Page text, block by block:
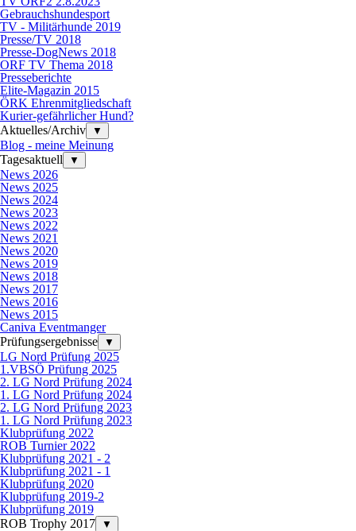
Gebrauchshundesport
TV - Militärhunde 2019
Presse/TV 2018
Presse-DogNews 2018
ORF TV Thema 2018
Presseberichte
Elite-Magazin 2015
ÖRK Ehrenmitgliedschaft
Kurier-gefährlicher Hund?
Aktuelles/Archiv
▼
Blog - meine Meinung
Tagesaktuell
▼
News 2026
News 2025
News 2024
News 2023
News 2022
News 2021
News 2020
News 2019
News 2018
News 2017
News 2016
News 2015
Caniva Eventmanger
Prüfungsergebnisse
▼
LG Nord Prüfung 2025
1.VBSÖ Prüfung 2025
2. LG Nord Prüfung 2024
1. LG Nord Prüfung 2024
2. LG Nord Prüfung 2023
1. LG Nord Prüfung 2023
Klubprüfung 2022
ROB Turnier 2022
Klubprüfung 2021 - 2
Klubprüfung 2021 - 1
Klubprüfung 2020
Klubprüfung 2019-2
Klubprüfung 2019
ROB Trophy 2017
▼